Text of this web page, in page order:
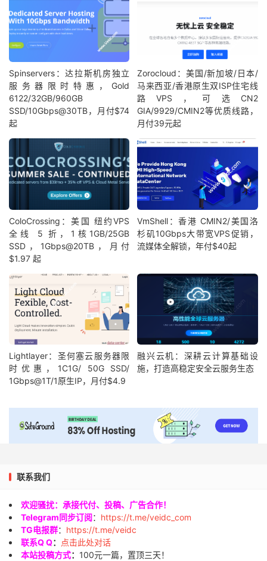
Spinservers：达拉斯机房独立
服务器限时特惠，Gold
6122/32GB/960GB
SSD/10Gbps@30TB，月付$74
起
Zorocloud：美国/新加坡/日本/
马来西亚/香港原生双ISP住宅线
路VPS，可选CN2
GIA/9929/CMIN2等优质线路，
月付39元起
ColoCrossing：美国 纽约VPS
全线 5 折，1核1GB/25GB
SSD，1Gbps@20TB，月付
$1.97 起
VmShell：香港 CMIN2/美国洛
杉矶10Gbps大带宽VPS促销，
流媒体全解锁，年付$40起
Lightlayer：圣何塞云服务器限
时优惠，1C1G/ 50G SSD/
1Gbps@1T/1原生IP，月付$4.9
融兴云机：深耕云计算基础设
施，打造高稳定安全云服务生态
联系我们
欢迎骚扰：承接代付、投稿、广告合作！
Telegram同步订阅： https://t.me/veidc_com
TG电报群： https://t.me/veidc
联系Q Q：
点击此处对话
本站投稿方式： 100元一篇，置顶三天！